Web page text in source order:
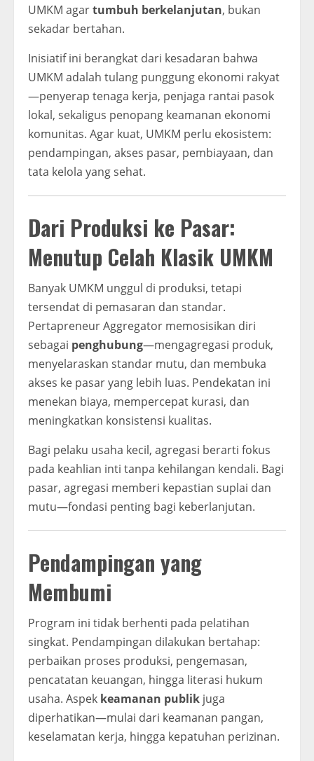
UMKM agartumbuh berkelanjutan, bukan
sekadar bertahan.
Inisiatif ini berangkat dari kesadaran bahwa
UMKM adalah tulang punggung ekonomi rakyat
—penyerap tenaga kerja, penjaga rantai pasok
lokal, sekaligus penopang keamanan ekonomi
komunitas. Agar kuat, UMKM perlu ekosistem:
pendampingan, akses pasar, pembiayaan, dan
tata kelola yang sehat.
Dari Produksi ke Pasar:
Menutup Celah Klasik UMKM
Banyak UMKM unggul di produksi, tetapi
tersendat di pemasaran dan standar.
Pertapreneur Aggregator memosisikan diri
sebagai penghubung—mengagregasi produk,
menyelaraskan standar mutu, dan membuka
akses ke pasar yang lebih luas. Pendekatan ini
menekan biaya, mempercepat kurasi, dan
meningkatkan konsistensi kualitas.
Bagi pelaku usaha kecil, agregasi berarti fokus
pada keahlian inti tanpa kehilangan kendali. Bagi
pasar, agregasi memberi kepastian suplai dan
mutu—fondasi penting bagi keberlanjutan.
Pendampingan yang
Membumi
Program ini tidak berhenti pada pelatihan
singkat. Pendampingan dilakukan bertahap:
perbaikan proses produksi, pengemasan,
pencatatan keuangan, hingga literasi hukum
usaha. Aspek keamanan publik juga
diperhatikan—mulai dari keamanan pangan,
keselamatan kerja, hingga kepatuhan perizinan.